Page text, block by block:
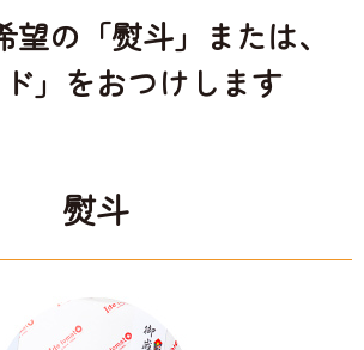
望の「熨斗」または、
ド」をおつけします
熨斗